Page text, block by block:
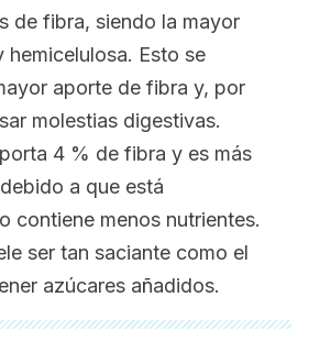
de fibra, siendo la mayor
hemicelulosa. Esto se
aporte de fibra y, por
molestias digestivas.
4 % de fibra y es más
a que está
contiene menos nutrientes.
ser tan saciante como el
azúcares añadidos.